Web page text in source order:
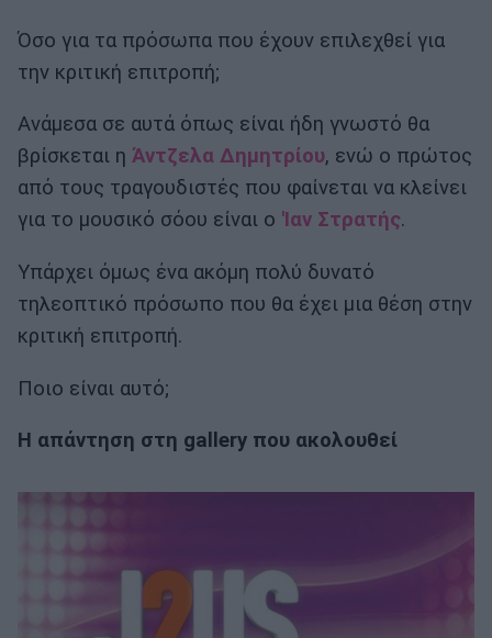
Όσο για τα πρόσωπα που έχουν επιλεχθεί για
την κριτική επιτροπή;
Ανάμεσα σε αυτά όπως είναι ήδη γνωστό θα
βρίσκεται η Άντζελα Δημητρίου, ενώ ο πρώτος
από τους τραγουδιστές που φαίνεται να κλείνει
για το μουσικό σόου είναι ο 'Ιαν Στρατής.
Υπάρχει όμως ένα ακόμη πολύ δυνατό
τηλεοπτικό πρόσωπο που θα έχει μια θέση στην
κριτική επιτροπή.
Ποιο είναι αυτό;
Η απάντηση στη gallery που ακολουθεί